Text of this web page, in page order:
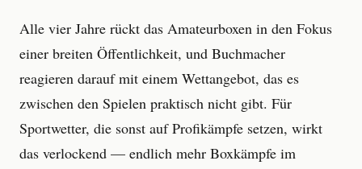
Alle vier Jahre rückt das Amateurboxen in den Fokus
einer breiten Öffentlichkeit, und Buchmacher
reagieren darauf mit einem Wettangebot, das es
zwischen den Spielen praktisch nicht gibt. Für
Sportwetter, die sonst auf Profikämpfe setzen, wirkt
das verlockend — endlich mehr Boxkämpfe im